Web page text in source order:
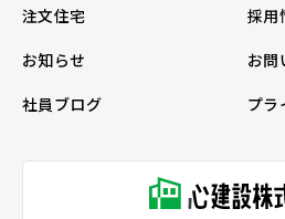
注文住宅
採用
お知らせ
お問
社員ブログ
プラ